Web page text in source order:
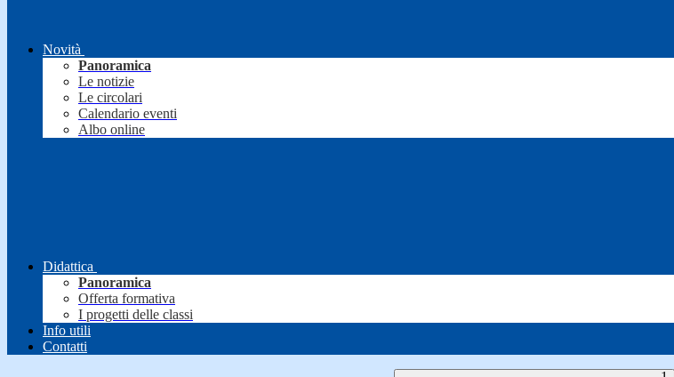
Novità
Panoramica
Le notizie
Le circolari
Calendario eventi
Albo online
Didattica
Panoramica
Offerta formativa
I progetti delle classi
Info utili
Contatti